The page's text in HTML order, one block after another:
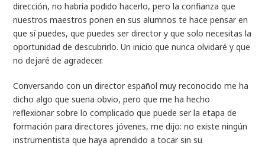
dirección, no habría podido hacerlo, pero la confianza que
nuestros maestros ponen en sus alumnos te hace pensar en
que sí puedes, que puedes ser director y que solo necesitas la
oportunidad de descubrirlo. Un inicio que nunca olvidaré y que
no dejaré de agradecer.
Conversando con un director español muy reconocido me ha
dicho algo que suena obvio, pero que me ha hecho
reflexionar sobre lo complicado que puede ser la etapa de
formación para directores jóvenes, me dijo: no existe ningún
instrumentista que haya aprendido a tocar sin su